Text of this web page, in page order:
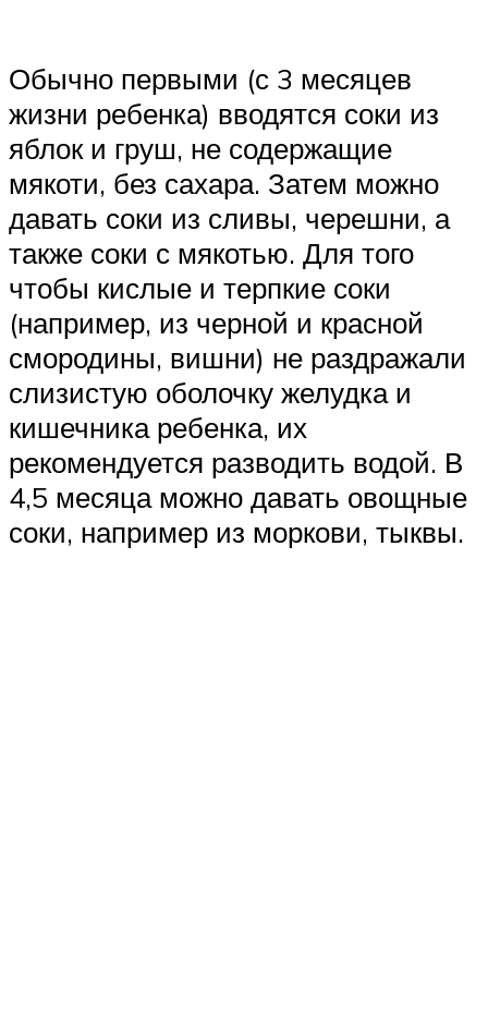
Обычно первыми (с 3 месяцев
жизни ребенка) вводятся соки из
яблок и груш, не содержащие
мякоти, без сахара. Затем можно
давать соки из сливы, черешни, а
также соки с мякотью. Для того
чтобы кислые и терпкие соки
(например, из черной и красной
смородины, вишни) не раздражали
слизистую оболочку желудка и
кишечника ребенка, их
рекомендуется разводить водой. В
4,5 месяца можно давать овощные
соки, например из моркови, тыквы.